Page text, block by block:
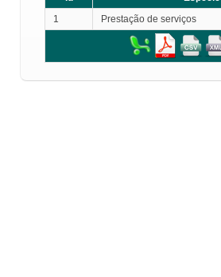
1
Prestação de serviços